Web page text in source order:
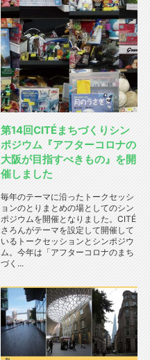
第14回CITÉまちづくりシン
ポジウム『アフターコロナの
大阪が目指すべきもの』を開
催しました
毎年のテーマに沿ったトークセッシ
ョンのとりまとめの場としてのシン
ポジウムを開催となりました。CITÉ
さろんがテーマを設定して開催して
いるトークセッションとシンポジウ
ム。今年は「アフターコロナのまち
づく...